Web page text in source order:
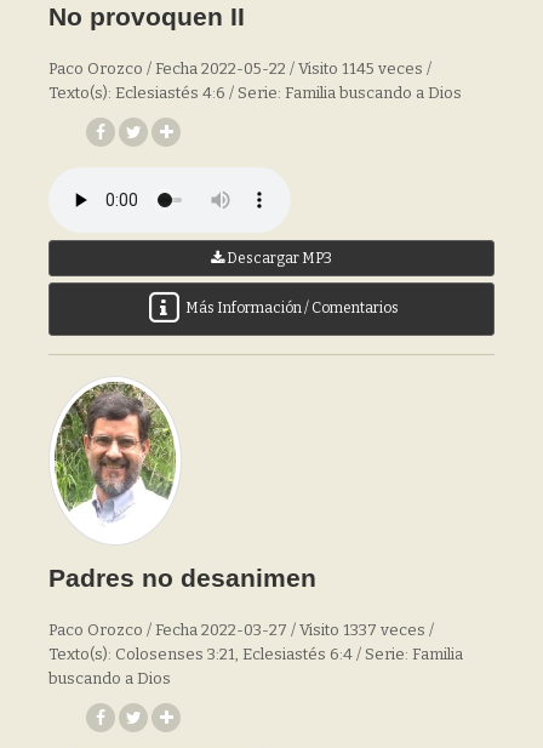
No provoquen II
Paco Orozco / Fecha 2022-05-22 / Visito 1145 veces /
Texto(s): Eclesiastés 4:6 / Serie: Familia buscando a Dios
Descargar MP3
Más Información / Comentarios
Padres no desanimen
Paco Orozco / Fecha 2022-03-27 / Visito 1337 veces /
Texto(s): Colosenses 3:21, Eclesiastés 6:4 / Serie: Familia
buscando a Dios